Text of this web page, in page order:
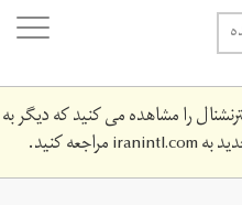
را مشاهده می کنید که دیگر به
بهiranintl.comمراجعه کنید.